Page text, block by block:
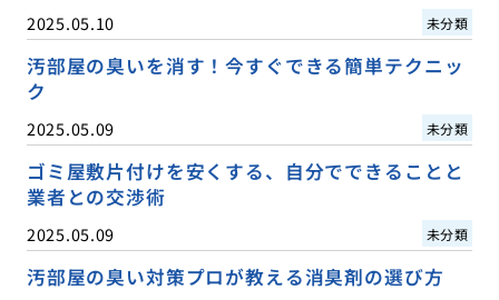
2025.05.10 未分類
汚部屋の臭いを消す！今すぐできる簡単テクニッ
ク
2025.05.09 未分類
ゴミ屋敷片付けを安くする、自分でできることと
業者との交渉術
2025.05.09 未分類
汚部屋の臭い対策プロが教える消臭剤の選び方